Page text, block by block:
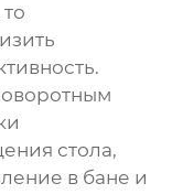
стола,
в бане и